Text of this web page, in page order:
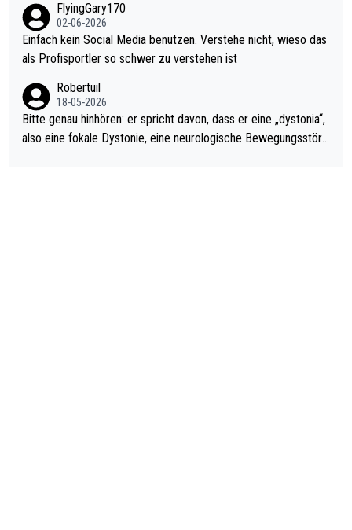
el hat.
s Leben in den Griff kriegen. Nur eins wundert mich: Luke Little
r war doch neulich erst derjenige, der über Social Media GvV p
rovoziert hat. Und Littlers Mutter schießt öfters mal gegen Ric
FlyingGary170
02-06-2026
Einfach kein Social Media benutzen. Verstehe nicht, wieso das
als Profisportler so schwer zu verstehen ist
Robertuil
18-05-2026
Bitte genau hinhören: er spricht davon, dass er eine „dystonia“,
also eine fokale Dystonie, eine neurologische Bewegungsstöru